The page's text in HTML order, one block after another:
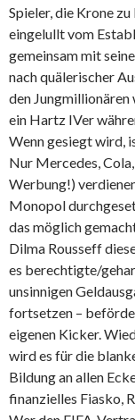
Spieler, die Krone
eingelullt vom
gemeinsam mit
nach quälerischer
den Jungmillionären
ein Hartz IVer
Wenn gesiegt wird,
Nur Mercedes,
Werbung!)
Monopol
das möglich
Dilma Rousseff
es berechtigte/
unsinnigen
fortsetzen –
eigenen Kicker.
wird es für die
Bildung an allen
finanzielles Fiasko,